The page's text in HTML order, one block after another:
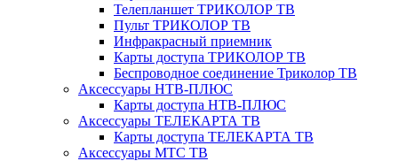
Телепланшет ТРИКОЛОР ТВ
Пульт ТРИКОЛОР ТВ
Инфракрасный приемник
Карты доступа ТРИКОЛОР ТВ
Беспроводное соединение Триколор ТВ
Аксессуары НТВ-ПЛЮС
Карты доступа НТВ-ПЛЮС
Аксессуары ТЕЛЕКАРТА ТВ
Карты доступа ТЕЛЕКАРТА ТВ
Аксессуары МТС ТВ